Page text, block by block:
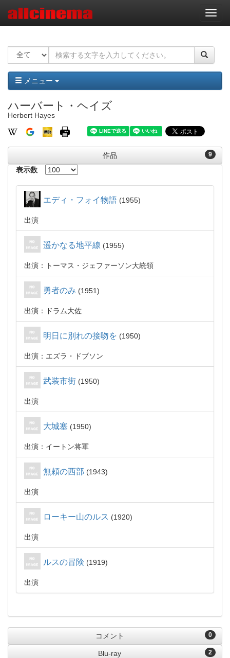
ナ
ビ
ー
ョ
ン
メニュー
ハーバート・ヘイズ
Herbert Hayes
9
作品
表示数
エディ・フォイ物語 1955
出演
遥かなる地平線 1955
出演：トーマス・ジェファーソン大統領
勇者のみ 1951
出演：ドラム大佐
明日に別れの接吻を 1950
出演：エズラ・ドブソン
武装市街 1950
出演
大城塞 1950
出演：イートン将軍
無頼の西部 1943
出演
ローキー山のルス 1920
出演
ルスの冒険 1919
出演
0
コメント
2
Blu-ray